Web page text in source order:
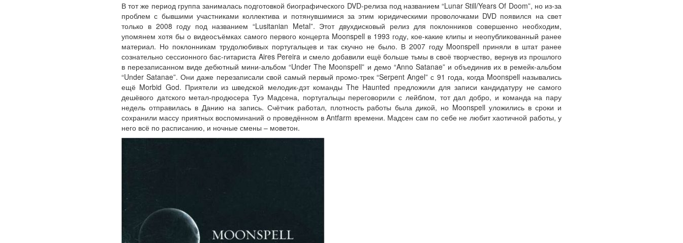
В тот же период группа занималась подготовкой биографического DVD-релиза под названием “Lunar Still/Years Of Doom”, но из-за
проблем с бывшими участниками коллектива и потянувшимися за этим юридическими проволочками DVD появился на свет
только в 2008 году под названием “Lusitanian Metal”. Этот двухдисковый релиз для поклонников совершенно необходим,
упомянем хотя бы о видеосъёмках самого первого концерта Moonspell в 1993 году, кое-какие клипы и неопубликованный ранее
материал. Но поклонникам трудолюбивых португальцев и так скучно не было. В 2007 году Moonspell приняли в штат ранее
сознательно сессионного бас-гитариста Aires Pereira и смело добавили ещё больше тьмы в своё творчество, вернув из прошлого
в перезаписанном виде дебютный мини-альбом “Under The Moonspell” и демо “Anno Satanae” и объединив их в ремейк-альбом
“Under Satanae”. Они даже перезаписали свой самый первый промо-трек “Serpent Angel” с 91 года, когда Moonspell назывались
ещё Morbid God. Приятели из шведской мелодик-дэт команды The Haunted предложили для записи кандидатуру не самого
дешёвого датского метал-продюсера Туэ Мадсена, португальцы переговорили с лейблом, тот дал добро, и команда на пару
недель отправилась в Данию на запись. Счётчик работал, плотность работы была дикой, но Moonspell уложились в сроки и
сохранили массу приятных воспоминаний о проведённом в Antfarm времени. Мадсен сам по себе не любит хаотичной работы, у
него всё по расписанию, и ночные смены – моветон.